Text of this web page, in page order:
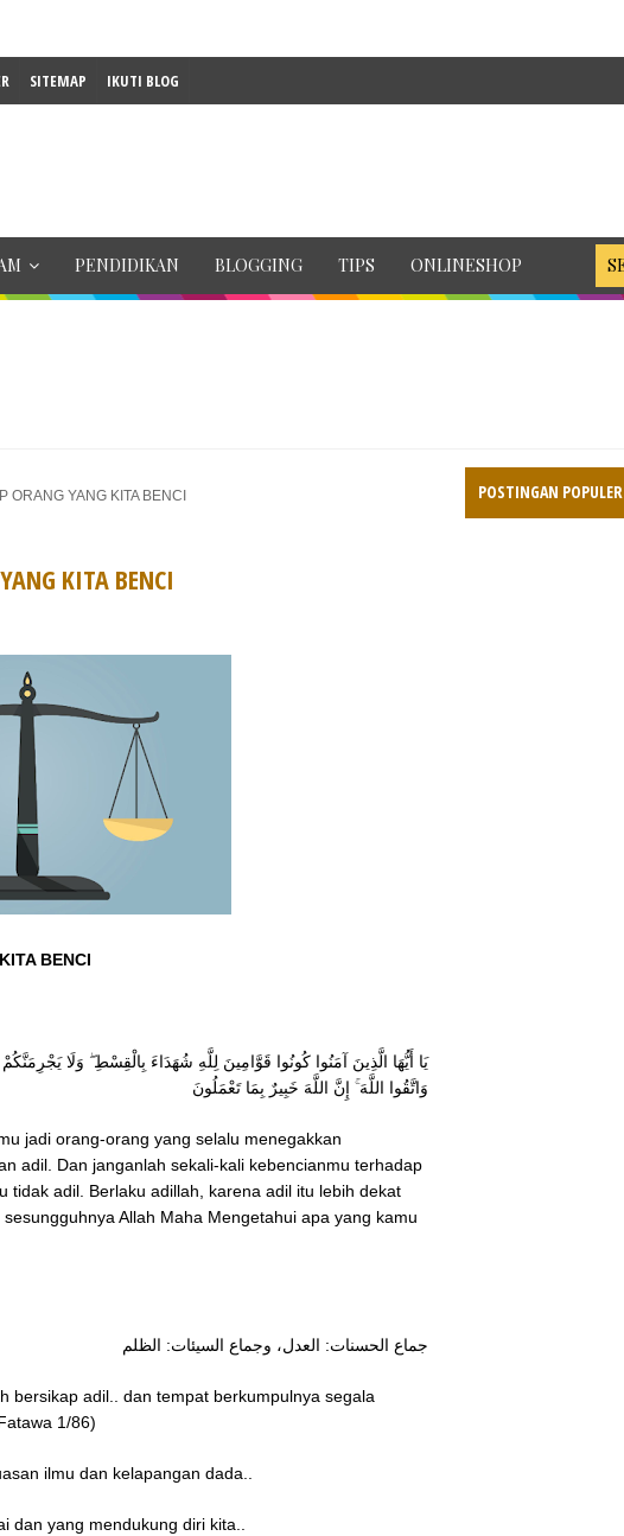
SITEMAP IKUTI BLOG
PENDIDIKAN BLOGGING TIPS ONLINESHOP
ORANG YANG KITA BENCI
KITA BENCI
BENCI
يَا أَيُّهَا الَّذِينَ آمَنُوا كُونُوا قَوَّامِينَ لِلَّهِ شُهَدَاءَ بِالْقِسْطِ ۖ وَلَا
وَاتَّقُوا اللَّهَ ۚ إِنَّ اللَّهَ خَبِيرٌ بِمَا تَعْمَلُونَ
jadi orang-orang yang selalu menegakkan
adil. Dan janganlah sekali-kali kebencianmu terhadap
tidak adil. Berlaku adillah, karena adil itu lebih dekat
Allah Maha Mengetahui apa yang kamu
جماع الحسنات: العدل، وجماع السيئات: الظلم
bersikap adil.. dan tempat berkumpulnya segala
1/86)
ilmu dan kelapangan dada..
dan yang mendukung diri kita..
POSTINGAN POPULER